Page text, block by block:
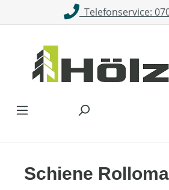
Zum Hauptinhalt springen
Telefonservice:
Schiene